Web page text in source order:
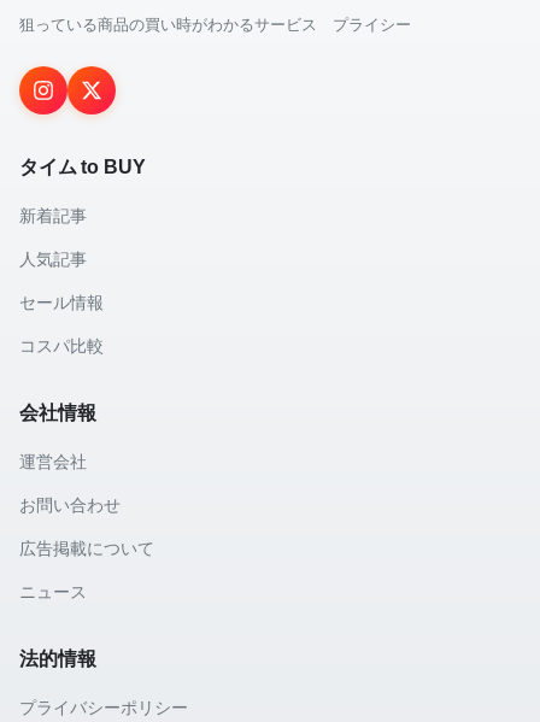
狙っている商品の買い時がわかるサービス プライシー
タイム to BUY
新着記事
人気記事
セール情報
コスパ比較
会社情報
運営会社
お問い合わせ
広告掲載について
ニュース
法的情報
プライバシーポリシー